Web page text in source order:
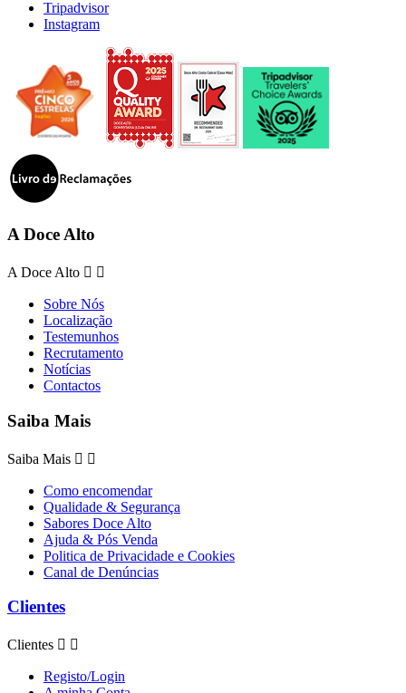
Tripadvisor
Instagram
A Doce Alto
A Doce Alto  
Sobre Nós
Localização
Testemunhos
Recrutamento
Notícias
Contactos
Saiba Mais
Saiba Mais  
Como encomendar
Qualidade & Segurança
Sabores Doce Alto
Ajuda & Pós Venda
Politica de Privacidade e Cookies
Canal de Denúncias
Clientes
Clientes  
Registo/Login